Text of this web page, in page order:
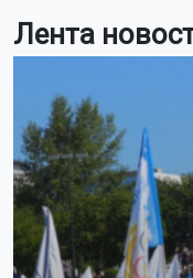
Лента